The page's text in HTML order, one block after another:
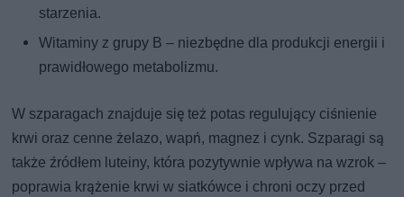
starzenia.
Witaminy z grupy B – niezbędne dla produkcji energii i
prawidłowego metabolizmu.
W szparagach znajduje się też potas regulujący ciśnienie
krwi oraz cenne żelazo, wapń, magnez i cynk. Szparagi są
także źródłem luteiny, która pozytywnie wpływa na wzrok –
poprawia krążenie krwi w siatkówce i chroni oczy przed